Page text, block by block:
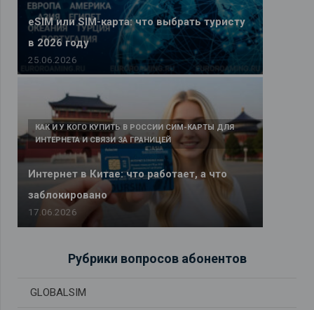
eSIM или SIM-карта: что выбрать туристу
в 2026 году
25.06.2026
Интернет в Китае: что работает, а что
заблокировано
КАК И У КОГО КУПИТЬ В РОССИИ СИМ-КАРТЫ ДЛЯ
ИНТЕРНЕТА И СВЯЗИ ЗА ГРАНИЦЕЙ
17.06.2026
Рубрики вопросов абонентов
GLOBALSIM